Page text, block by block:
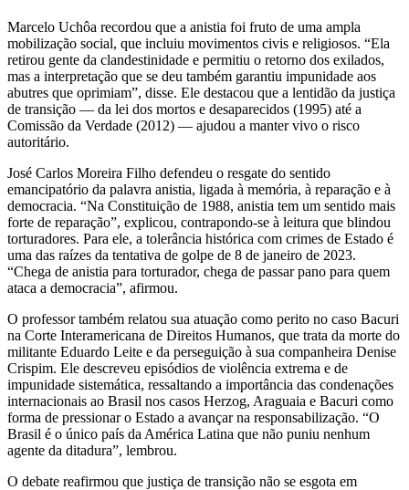
Marcelo Uchôa recordou que a anistia foi fruto de uma ampla
mobilização social, que incluiu movimentos civis e religiosos. “Ela
retirou gente da clandestinidade e permitiu o retorno dos exilados,
mas a interpretação que se deu também garantiu impunidade aos
abutres que oprimiam”, disse. Ele destacou que a lentidão da justiça
de transição — da lei dos mortos e desaparecidos (1995) até a
Comissão da Verdade (2012) — ajudou a manter vivo o risco
autoritário.
José Carlos Moreira Filho defendeu o resgate do sentido
emancipatório da palavra anistia, ligada à memória, à reparação e à
democracia. “Na Constituição de 1988, anistia tem um sentido mais
forte de reparação”, explicou, contrapondo-se à leitura que blindou
torturadores. Para ele, a tolerância histórica com crimes de Estado é
uma das raízes da tentativa de golpe de 8 de janeiro de 2023.
“Chega de anistia para torturador, chega de passar pano para quem
ataca a democracia”, afirmou.
O professor também relatou sua atuação como perito no caso Bacuri
na Corte Interamericana de Direitos Humanos, que trata da morte do
militante Eduardo Leite e da perseguição à sua companheira Denise
Crispim. Ele descreveu episódios de violência extrema e de
impunidade sistemática, ressaltando a importância das condenações
internacionais ao Brasil nos casos Herzog, Araguaia e Bacuri como
forma de pressionar o Estado a avançar na responsabilização. “O
Brasil é o único país da América Latina que não puniu nenhum
agente da ditadura”, lembrou.
O debate reafirmou que justiça de transição não se esgota em